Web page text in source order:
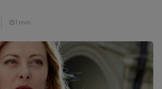
1 min